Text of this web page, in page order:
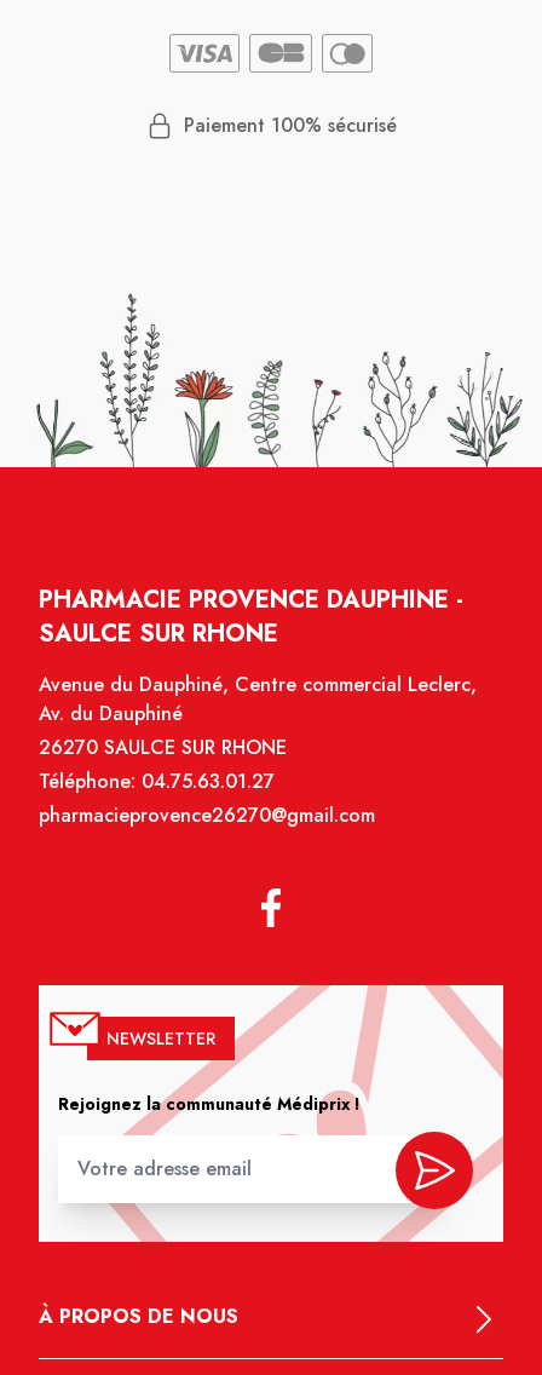
Paiement 100% sécurisé
PHARMACIE PROVENCE DAUPHINE -
SAULCE SUR RHONE
Avenue du Dauphiné, Centre commercial Leclerc,
Av. du Dauphiné
26270 SAULCE SUR RHONE
Téléphone: 04.75.63.01.27
pharmacieprovence26270@gmail.com
NEWSLETTER
Rejoignez la communauté Médiprix !
À PROPOS DE NOUS